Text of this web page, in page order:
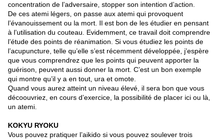
concentration de l’adversaire, stopper son intention d’action.
De ces atemi légers, on passe aux atemi qui provoquent
l’évanouissement ou la mort. Il est bon de les étudier en pensant
à l’utilisation du couteau. Evidemment, ce travail doit comprendre
l’étude des points de réanimation. Si vous étudiez les points de
l’acupuncture, telle qu’elle s’est récemment développée, j’espère
que vous comprendrez que les points qui peuvent apporter la
guérison, peuvent aussi donner la mort. C’est un bon exemple
qui montre qu’il y a en tout, ura et omote.
Quand vous aurez atteint un niveau élevé, il sera bon que vous
décoouvriez, en cours d’exercice, la possibilité de placer ici ou là,
un atemi.
KOKYU RYOKU
Vous pouvez pratiquer l’aikido si vous pouvez soulever trois